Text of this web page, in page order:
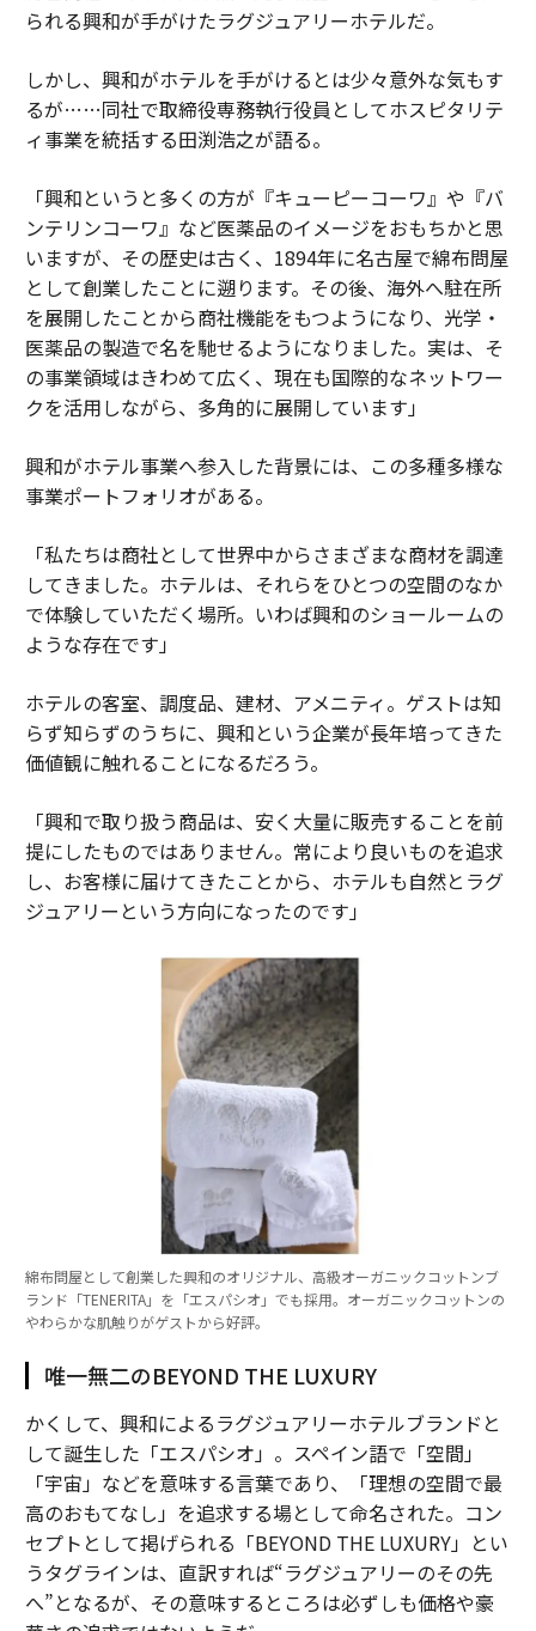
られる興和が手がけたラグジュアリーホテルだ。
しかし、興和がホテルを手がけるとは少々意外な気もす
るが……同社で取締役専務執行役員としてホスピタリテ
ィ事業を統括する田渕浩之が語る。
「興和というと多くの方が『キューピーコーワ』や『バ
ンテリンコーワ』など医薬品のイメージをおもちかと思
いますが、その歴史は古く、1894年に名古屋で綿布問屋
として創業したことに遡ります。その後、海外へ駐在所
を展開したことから商社機能をもつようになり、光学・
医薬品の製造で名を馳せるようになりました。実は、そ
の事業領域はきわめて広く、現在も国際的なネットワー
クを活用しながら、多角的に展開しています」
興和がホテル事業へ参入した背景には、この多種多様な
事業ポートフォリオがある。
「私たちは商社として世界中からさまざまな商材を調達
してきました。ホテルは、それらをひとつの空間のなか
で体験していただく場所。いわば興和のショールームの
ような存在です」
ホテルの客室、調度品、建材、アメニティ。ゲストは知
らず知らずのうちに、興和という企業が長年培ってきた
価値観に触れることになるだろう。
「興和で取り扱う商品は、安く大量に販売することを前
提にしたものではありません。常により良いものを追求
し、お客様に届けてきたことから、ホテルも自然とラグ
ジュアリーという方向になったのです」
綿布問屋として創業した興和のオリジナル、高級オーガニックコットンブ
ランド「TENERITA」を「エスパシオ」でも採用。オーガニックコットンの
やわらかな肌触りがゲストから好評。
唯一無二のBEYOND THE LUXURY
かくして、興和によるラグジュアリーホテルブランドと
して誕生した「エスパシオ」。スペイン語で「空間」
「宇宙」などを意味する言葉であり、「理想の空間で最
高のおもてなし」を追求する場として命名された。コン
セプトとして掲げられる「BEYOND THE LUXURY」とい
うタグラインは、直訳すれば“ラグジュアリーのその先
へ”となるが、その意味するところは必ずしも価格や豪